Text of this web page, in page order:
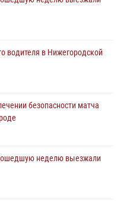
водителя в Нижегородской
безопасности матча
неделю выезжали